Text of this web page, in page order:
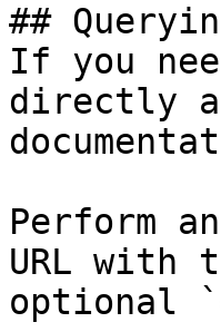
##
If you
directly
Perform
URL with
optional